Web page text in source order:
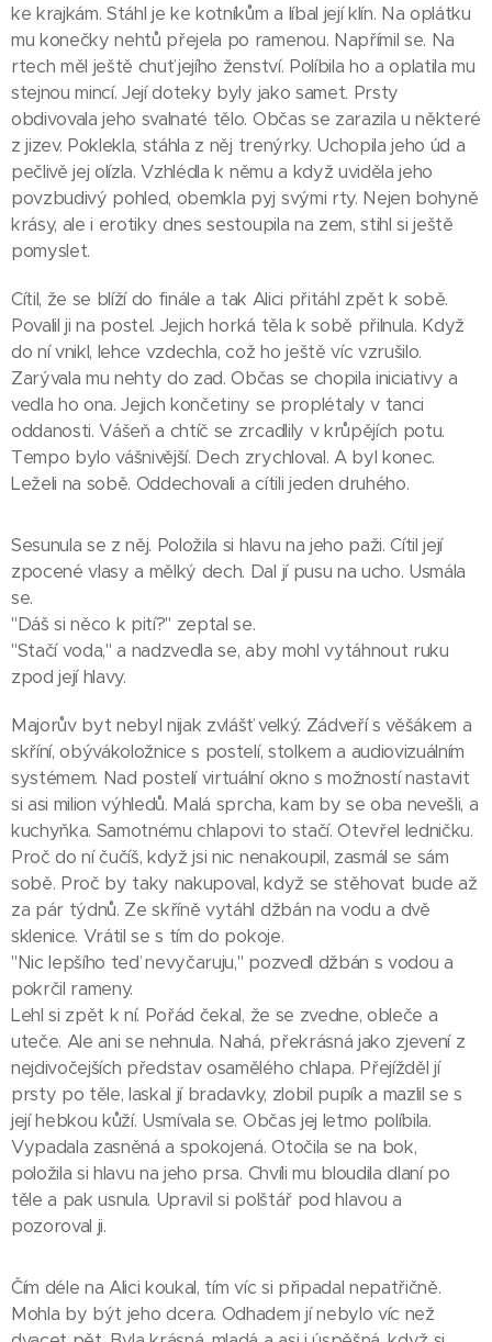
ke krajkám. Stáhl je ke kotníkům a líbal její klín. Na oplátku
mu konečky nehtů přejela po ramenou. Napřímil se. Na
rtech měl ještě chuť jejího ženství. Políbila ho a oplatila mu
stejnou mincí. Její doteky byly jako samet. Prsty
obdivovala jeho svalnaté tělo. Občas se zarazila u některé
z jizev. Poklekla, stáhla z něj trenýrky. Uchopila jeho úd a
pečlivě jej olízla. Vzhlédla k němu a když uviděla jeho
povzbudivý pohled, obemkla pyj svými rty. Nejen bohyně
krásy, ale i erotiky dnes sestoupila na zem, stihl si ještě
pomyslet.
Cítil, že se blíží do finále a tak Alici přitáhl zpět k sobě.
Povalil ji na postel. Jejich horká těla k sobě přilnula. Když
do ní vnikl, lehce vzdechla, což ho ještě víc vzrušilo.
Zarývala mu nehty do zad. Občas se chopila iniciativy a
vedla ho ona. Jejich končetiny se proplétaly v tanci
oddanosti. Vášeň a chtíč se zrcadlily v krůpějích potu.
Tempo bylo vášnivější. Dech zrychloval. A byl konec.
Leželi na sobě. Oddechovali a cítili jeden druhého.
Sesunula se z něj. Položila si hlavu na jeho paži. Cítil její
zpocené vlasy a mělký dech. Dal jí pusu na ucho. Usmála
se.
"Dáš si něco k pití?" zeptal se.
"Stačí voda," a nadzvedla se, aby mohl vytáhnout ruku
zpod její hlavy.
Majorův byt nebyl nijak zvlášť velký. Zádveří s věšákem a
skříní, obývákoložnice s postelí, stolkem a audiovizuálním
systémem. Nad postelí virtuální okno s možností nastavit
si asi milion výhledů. Malá sprcha, kam by se oba nevešli, a
kuchyňka. Samotnému chlapovi to stačí. Otevřel ledničku.
Proč do ní čučíš, když jsi nic nenakoupil, zasmál se sám
sobě. Proč by taky nakupoval, když se stěhovat bude až
za pár týdnů. Ze skříně vytáhl džbán na vodu a dvě
sklenice. Vrátil se s tím do pokoje.
"Nic lepšího teď nevyčaruju," pozvedl džbán s vodou a
pokrčil rameny.
Lehl si zpět k ní. Pořád čekal, že se zvedne, obleče a
uteče. Ale ani se nehnula. Nahá, překrásná jako zjevení z
nejdivočejších představ osamělého chlapa. Přejížděl jí
prsty po těle, laskal jí bradavky, zlobil pupík a mazlil se s
její hebkou kůží. Usmívala se. Občas jej letmo políbila.
Vypadala zasněná a spokojená. Otočila se na bok,
položila si hlavu na jeho prsa. Chvíli mu bloudila dlaní po
těle a pak usnula. Upravil si polštář pod hlavou a
pozoroval ji.
Čím déle na Alici koukal, tím víc si připadal nepatřičně.
Mohla by být jeho dcera. Odhadem jí nebylo víc než